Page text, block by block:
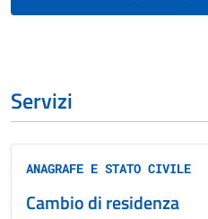
Servizi
ANAGRAFE E STATO CIVILE
Cambio di residenza